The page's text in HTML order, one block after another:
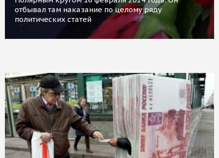
отбывал там наказание по целому ряду
политических статей